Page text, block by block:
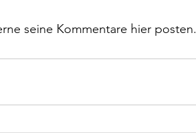
seine Kommentare hier posten.